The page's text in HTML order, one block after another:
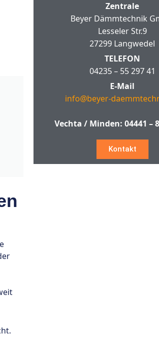
Zentrale
Beyer Dämmtechnik
Lesseler Str.9
27299 Langwedel
TELEFON
04235 – 55 297 41
E-Mail
info@beyer-
Vechta / Minden: 04441 –
Kontakt